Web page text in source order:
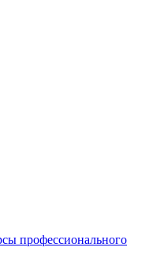
профессионального